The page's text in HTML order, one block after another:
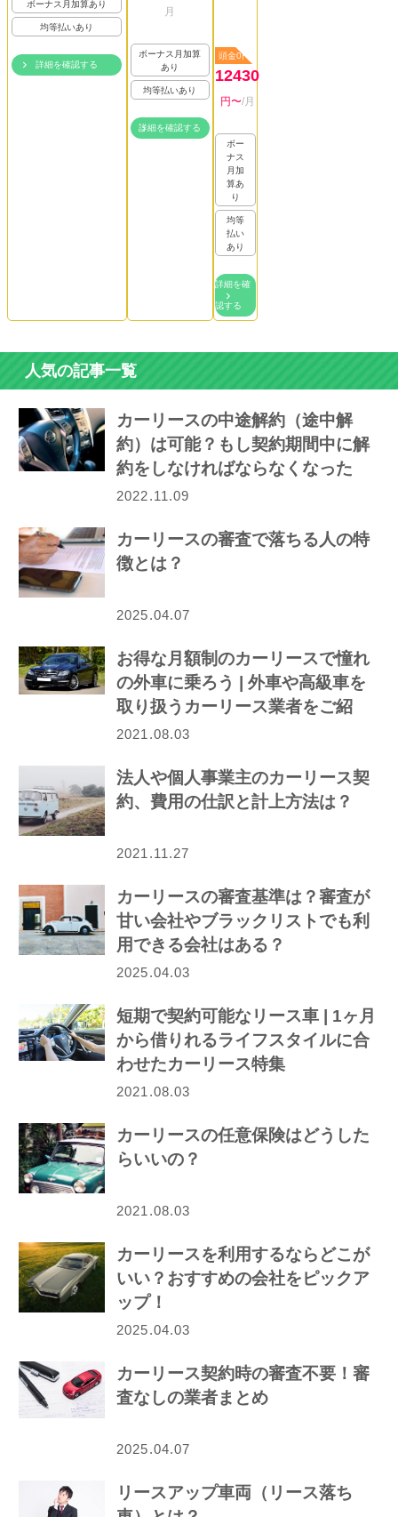
ボーナス月加算あり
均等払いあり
詳細を確認する
月
ボーナス月加算
あり
均等払いあり
詳細を確認する
頭金0円
12430
円〜/月
ボー
ナス
月加
算あ
り
均等
払い
あり
詳細を確
認する
人気の記事一覧
カーリースの中途解約（途中解
約）は可能？もし契約期間中に解
約をしなければならなくなった
ら…
2022.11.09
カーリースの審査で落ちる人の特
徴とは？
2025.04.07
お得な月額制のカーリースで憧れ
の外車に乗ろう | 外車や高級車を
取り扱うカーリース業者をご紹
介！
2021.08.03
法人や個人事業主のカーリース契
約、費用の仕訳と計上方法は？
2021.11.27
カーリースの審査基準は？審査が
甘い会社やブラックリストでも利
用できる会社はある？
2025.04.03
短期で契約可能なリース車 | 1ヶ月
から借りれるライフスタイルに合
わせたカーリース特集
2021.08.03
カーリースの任意保険はどうした
らいいの？
2021.08.03
カーリースを利用するならどこが
いい？おすすめの会社をピックア
ップ！
2025.04.03
カーリース契約時の審査不要！審
査なしの業者まとめ
2025.04.07
リースアップ車両（リース落ち